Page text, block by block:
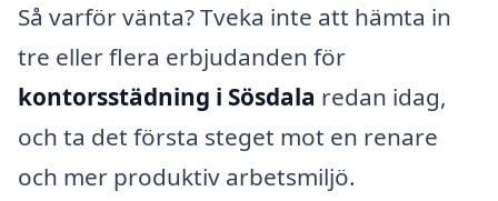
Så varför vänta? Tveka inte att hämta in
tre eller flera erbjudanden för
kontorsstädning i Sösdala redan idag,
och ta det första steget mot en renare
och mer produktiv arbetsmiljö.